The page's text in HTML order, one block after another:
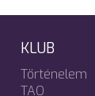
KLUB
Történelem
TAO